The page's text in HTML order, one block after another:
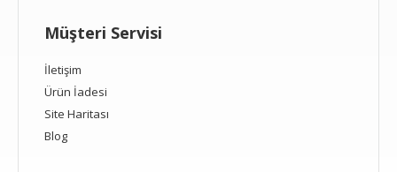
Müşteri Servisi
İletişim
Ürün İadesi
Site Haritası
Blog